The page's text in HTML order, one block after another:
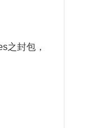
之封包，